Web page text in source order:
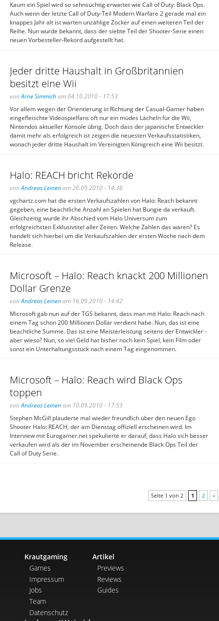
Kaum ein Spiel wird so sehnsüchtig erwartet wie Call of Duty: Black Ops.
Auch wenn der letzte Call of Duty-Teil Modern Warfare 2 gerade mal ein
knappes Jahr alt ist warten unzählige Zocker auf einen weiteren Teil der
Reihe. Nun wurde bekannt, dass der siebte Teil der Shooter-Serie einen
neuen Vorbesteller-Rekord aufgestellt hat.
Jeder dritte Haushalt in Großbritannien
besitzt eine Wii
vonArne Simmicham 04.10.2010 - 17:53
Vor allem wegen der Orientierung in Richtung der Casual-Gamer haben
eingefleischte Videospielfans oft nur ein müdes Lächeln für die Wii,
Nintendos aktueller Konsole übrig. Doch dass der japanische Entwickler
damit mehr als erfolgreich ist zeigen die neuesten Verkaufsstatistiken,
wonach jeder dritte Haushalt im Vereinigten Königreich eine Wii besitzt.
Halo: REACH bricht Rekorde
vonAndreas Leinenam 26.09.2010 - 14:36
vgchartz.com hat die ersten Verkaufszahlen von Halo: Reach bekannt
gegeben, eine beachtliche Anzahl an Spielen hat Bungie da verkauft.
Gleichzeitig wurde ihr Abschied vom Halo Universum zum
erfolgreichsten Exklusivtitel aller Zeiten. Welche Zahlen das waren? Es
handelt sich hierbei um die Verkaufszahlen der ersten Woche nach dem
Release.
Microsoft – Halo: Reach knackt 200 Millionen
Dollar Grenze
vonAndreas Leinenam 16.09.2010 - 14:42
Microsoft gab nun auf der TGS bekannt, dass man mit Halo: Reach nach
einem Tag schon 200 Millionen Dollar verdient habe. Nun, das ist eine
beachtliche Summe. Das ist eine Meisterleistung seitens der Entwickler -
aber wieso? Nun, so viel Geld hat bisher noch kein Spiel, kein Film oder
sonst ein Unterhaltungsstück nach einem Tag eingenommen.
Microsoft – Halo: Reach wird Black Ops
toppen
vonAndreas Leinenam 10.09.2010 - 17:53
Stephen McGill plauderte mal wieder freundlich über den neuen Ego
Shooter Halo: REACH, der am Dienstag offiziell erscheinen wird. Im
Interview mit Eurogamer.net spekulierte er darauf, dass Halo sich besser
verkaufen wird als der im November erscheinende Black Ops Teil der
Call of Duty Serie.
Seite 1 von 2 1 2 »
Krautgaming
Games
Impressum
Jobs
Team
Datenschutz
Artikel
Previews
Reviews
Guides